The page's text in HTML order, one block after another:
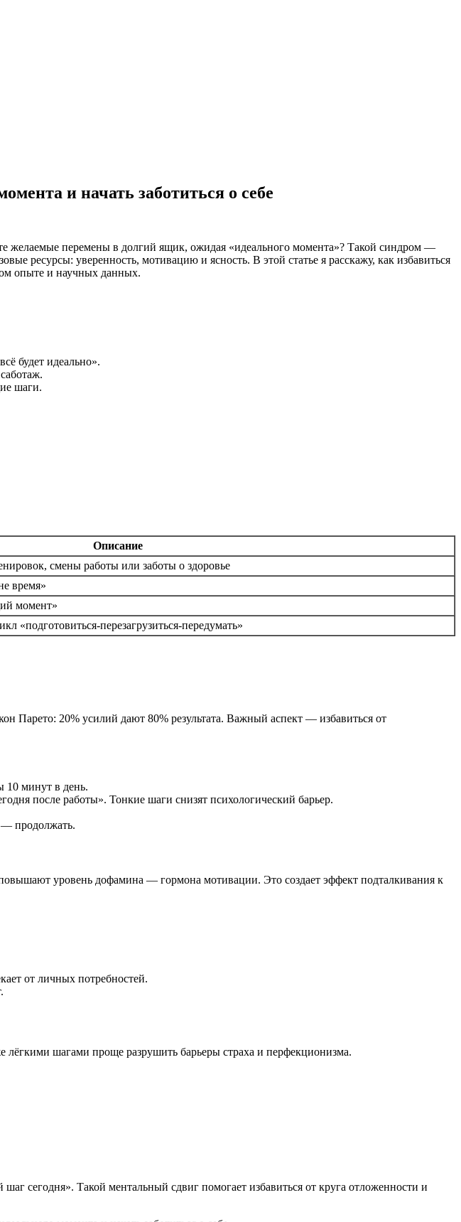
и начать заботиться о себе
желаемые перемены в долгий ящик, ожидая «идеального момента»? Такой синдром —
ресурсы: уверенность, мотивацию и ясность. В этой статье я расскажу, как избавиться
опыте и научных данных.
будет идеально».
шаги.
Описание
смены работы или заботы о здоровье
время»
момент»
перезагрузиться-передумать»
Парето: 20% усилий дают 80% результата. Важный аспект — избавиться от
10 минут в день.
после работы». Тонкие шаги снизят психологический барьер.
— продолжать.
уровень дофамина — гормона мотивации. Это создает эффект подталкивания к
от личных потребностей.
лёгкими шагами проще разрушить барьеры страха и перфекционизма.
сегодня». Такой ментальный сдвиг помогает избавиться от круга отложенности и